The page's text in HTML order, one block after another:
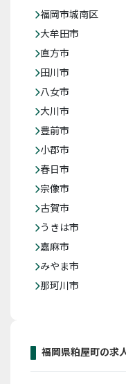
福岡市城南区
大牟田市
直方市
田川市
八女市
大川市
豊前市
小郡市
春日市
宗像市
古賀市
うきは市
嘉麻市
みやま市
那珂川市
福岡県粕屋町の求